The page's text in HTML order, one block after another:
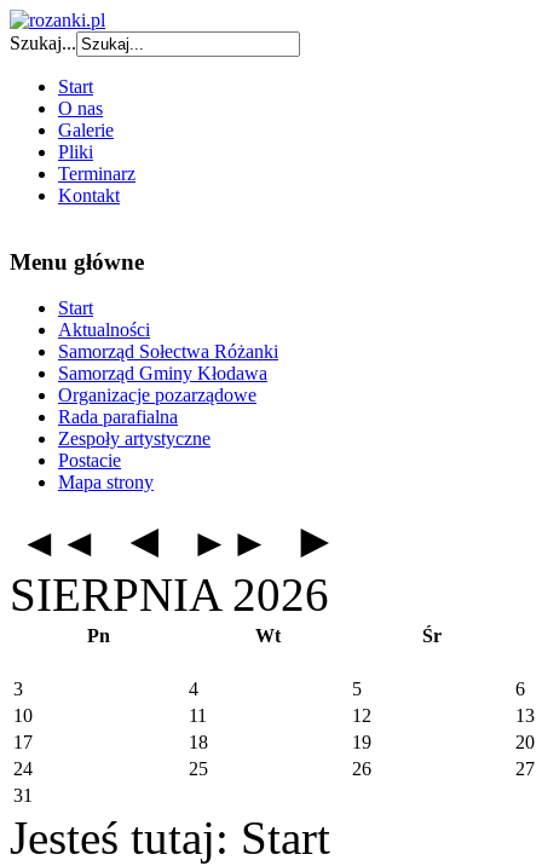
Szukaj...
Start
O nas
Galerie
Pliki
Terminarz
Kontakt
Menu główne
Start
Aktualności
Samorząd Sołectwa Różanki
Samorząd Gminy Kłodawa
Organizacje pozarządowe
Rada parafialna
Zespoły artystyczne
Postacie
Mapa strony
◄◄ ◄ ►►
►
SIERPNIA 2026
Pn Wt Śr
3 4 5
6
10
11 12
13
17
18 19
20
24
25 26
27
31
Jesteś tutaj: Start